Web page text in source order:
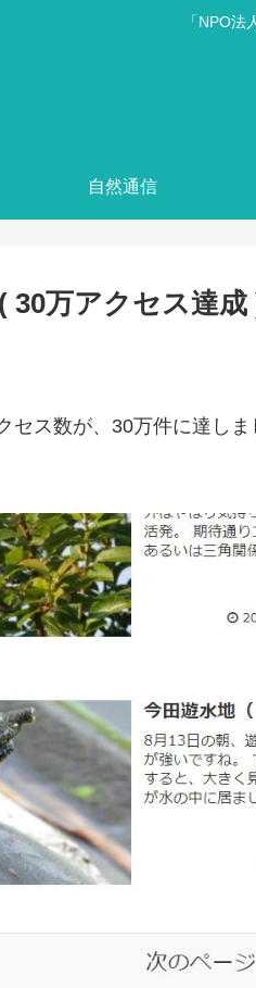
「NPO
自然通信
30万アクセス達成
セス数が、30万件に達しま